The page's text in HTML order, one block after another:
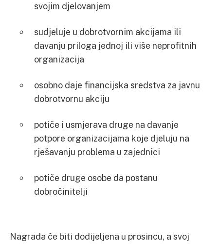
svojim djelovanjem
sudjeluje u dobrotvornim akcijama ili
davanju priloga jednoj ili više neprofitnih
organizacija
osobno daje financijska sredstva za javnu
dobrotvornu akciju
potiče i usmjerava druge na davanje
potpore organizacijama koje djeluju na
rješavanju problema u zajednici
potiče druge osobe da postanu
dobročinitelji
Nagrada će biti dodijeljena u prosincu, a svoj